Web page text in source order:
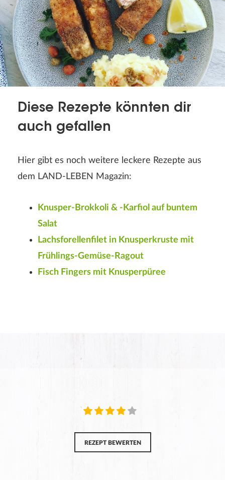
Diese Rezepte könnten dir
auch gefallen
Hier gibt es noch weitere leckere Rezepte aus
dem LAND-LEBEN Magazin:
Knusper-Brokkoli & -Karfiol auf buntem
Salat
Lachsforellenfilet in Knusperkruste mit
Frühlings-Gemüse-Ragout
Fisch Fingers mit Knusperpüree
REZEPT BEWERTEN